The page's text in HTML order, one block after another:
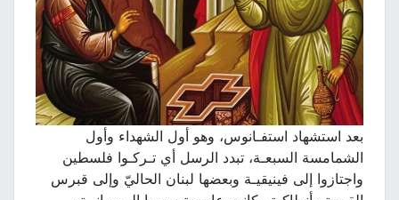
بعد استشهاد استفـانوس، وهو أول الشهداء وأول
الشمامسة السبعـة، تبدد الرسل أي تـركـوا فلسطين
واجتازوا إلى فينيقيـة وبعضها لبنان الحاليّ وإلى قبرس